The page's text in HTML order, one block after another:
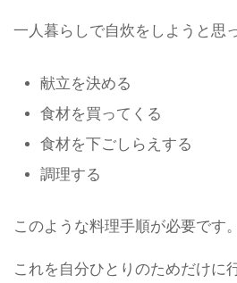
一人暮らしで自炊をしようと思
献立を決める
食材を買ってくる
食材を下ごしらえする
調理する
このような料理手順が必要です。
これを自分ひとりのためだけに